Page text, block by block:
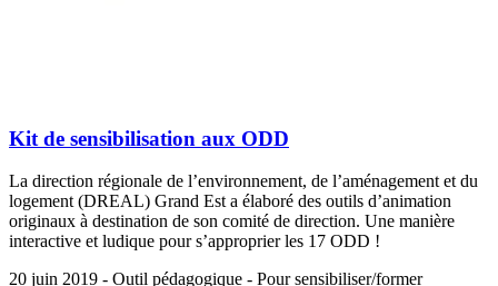
Kit de sensibilisation aux ODD
La direction régionale de l’environnement, de l’aménagement et du
logement (DREAL) Grand Est a élaboré des outils d’animation
originaux à destination de son comité de direction. Une manière
interactive et ludique pour s’approprier les 17 ODD !
20 juin 2019 - Outil pédagogique - Pour sensibiliser/former